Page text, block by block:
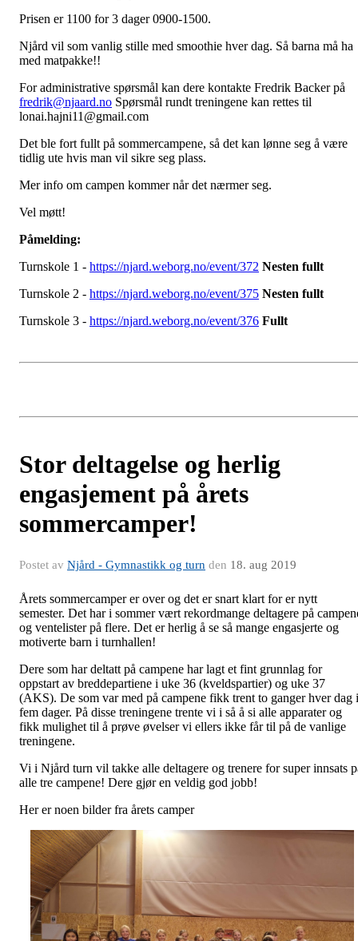
Prisen er 1100 for 3 dager 0900-1500.
Njård vil som vanlig stille med smoothie hver dag. Så barna må ha
med matpakke!!
For administrative spørsmål kan dere kontakte Fredrik Backer på
fredrik@njaard.no Spørsmål rundt treningene kan rettes til
lonai.hajni11@gmail.com
Det ble fort fullt på sommercampene, så det kan lønne seg å være
tidlig ute hvis man vil sikre seg plass.
Mer info om campen kommer når det nærmer seg.
Vel møtt!
Påmelding:
Turnskole 1 - https://njard.weborg.no/event/372 Nesten fullt
Turnskole 2 - https://njard.weborg.no/event/375 Nesten fullt
Turnskole 3 - https://njard.weborg.no/event/376 Fullt
Stor deltagelse og herlig
engasjement på årets
sommercamper!
Postet av Njård - Gymnastikk og turn den 18. aug 2019
Årets sommercamper er over og det er snart klart for er nytt
semester. Det har i sommer vært rekordmange deltagere på
og ventelister på flere. Det er herlig å se så mange engasjerte og
motiverte barn i turnhallen!
Dere som har deltatt på campene har lagt et fint grunnlag for
oppstart av breddepartiene i uke 36 (kveldspartier) og uke 37
(AKS). De som var med på campene fikk trent to ganger hver dag i
fem dager. På disse treningene trente vi i så å si alle apparater og
fikk mulighet til å prøve øvelser vi ellers ikke får til på de vanlige
treningene.
Vi i Njård turn vil takke alle deltagere og trenere for super innsats
alle tre campene! Dere gjør en veldig god jobb!
Her er noen bilder fra årets camper